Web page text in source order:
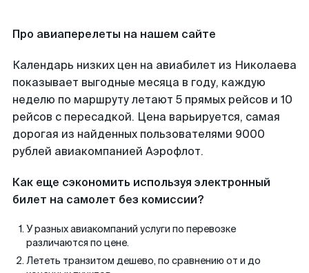
Про авиаперелеты на нашем сайте
Календарь низких цен на авиабилет из Николаева
показывает выгодные месяца в году, каждую
неделю по маршруту летают 5 прямых рейсов и 10
рейсов с пересадкой. Цена варьируется, самая
дорогая из найденных пользователями 9000
рублей авиакомпанией Аэрофлот.
Как еще сэкономить используя электронный
билет на самолет без комиссии?
У разных авиакомпаний услуги по перевозке
различаются по цене.
Лететь транзитом дешево, по сравнению от и до